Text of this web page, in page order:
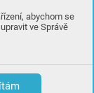
abychom se
ve Správě
zemí